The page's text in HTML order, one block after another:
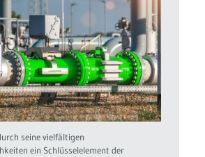
seine vielfältigen
ein Schlüsselelement der